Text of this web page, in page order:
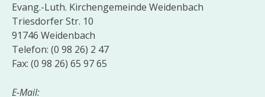
Evang.-Luth. Kirchengemeinde Weidenbach
Triesdorfer Str. 10
91746 Weidenbach
Telefon: (0 98 26) 2 47
Fax: (0 98 26) 65 97 65
E-Mail: